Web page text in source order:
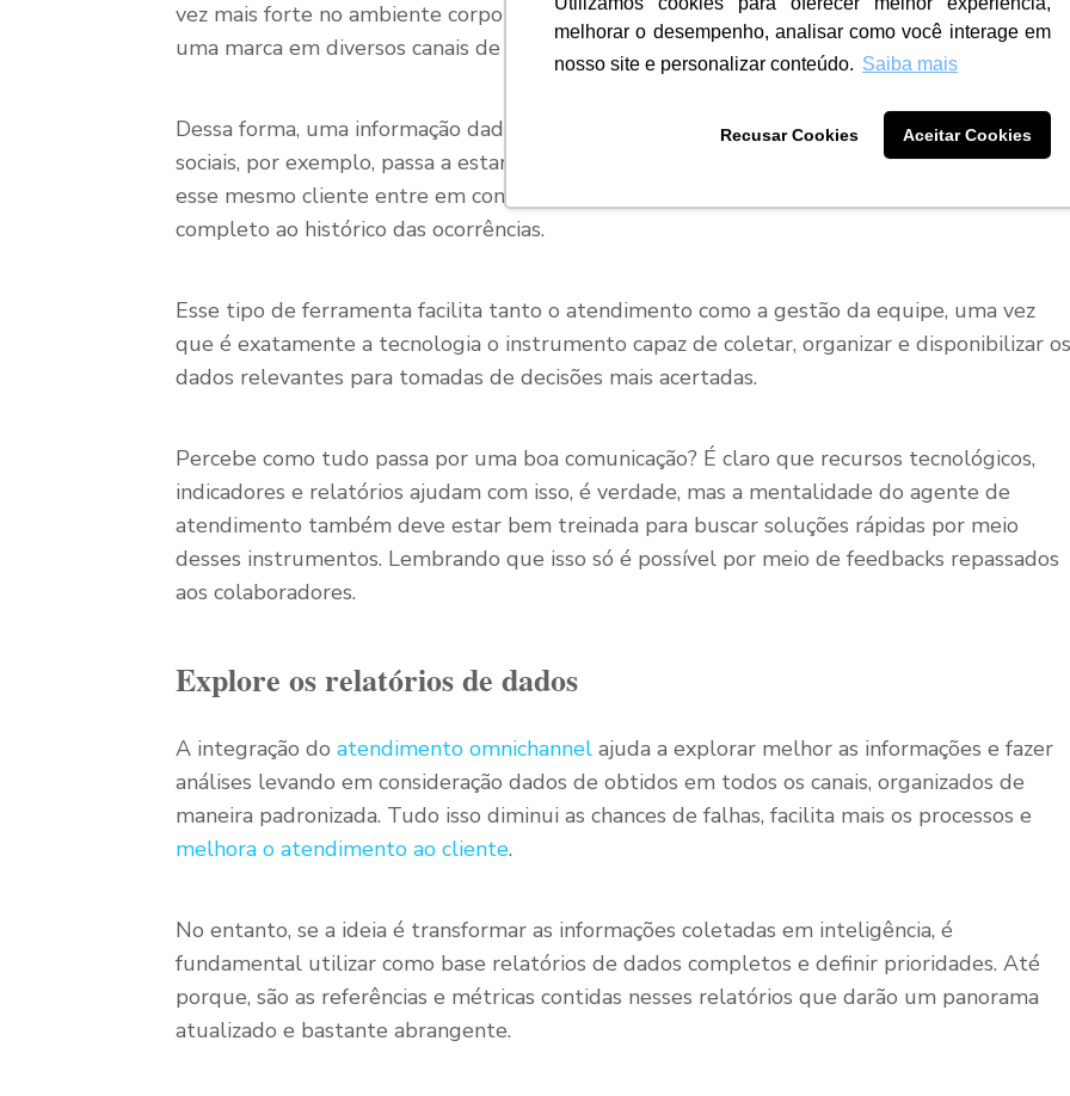
melhorar o desempenho, analisar como você interage em
nosso site e personalizar conteúdo. Saiba mais
Recusar Cookies Aceitar Cookies
vez mais forte no ambiente corporativo é o conceito omnichannel, ou seja, a presença de
uma marca em diversos canais de comunicação de forma integrada.
Dessa forma, uma informação dada por um cliente durante o atendimento pelas redes
sociais, por exemplo, passa a estar disponível em um software de chamados. Assim, caso
esse mesmo cliente entre em contato novamente, o colaborador que o atender terá acesso
completo ao histórico das ocorrências.
Esse tipo de ferramenta facilita tanto o atendimento como a gestão da equipe, uma vez
que é exatamente a tecnologia o instrumento capaz de coletar, organizar e disponibilizar os
dados relevantes para tomadas de decisões mais acertadas.
Percebe como tudo passa por uma boa comunicação? É claro que recursos tecnológicos,
indicadores e relatórios ajudam com isso, é verdade, mas a mentalidade do agente de
atendimento também deve estar bem treinada para buscar soluções rápidas por meio
desses instrumentos. Lembrando que isso só é possível por meio de feedbacks repassados
aos colaboradores.
Explore os relatórios de dados
A integração do atendimento omnichannel ajuda a explorar melhor as informações e fazer
análises levando em consideração dados de obtidos em todos os canais, organizados de
maneira padronizada. Tudo isso diminui as chances de falhas, facilita mais os processos e
melhora o atendimento ao cliente.
No entanto, se a ideia é transformar as informações coletadas em inteligência, é
fundamental utilizar como base relatórios de dados completos e definir prioridades. Até
porque, são as referências e métricas contidas nesses relatórios que darão um panorama
atualizado e bastante abrangente.